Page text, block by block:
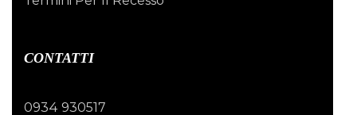
CONTATTI
0934 930517